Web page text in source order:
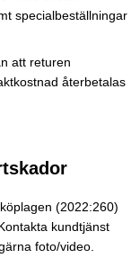
specialbeställningar
att returen
återbetalas
(2022:260)
kundtjänst
foto/video.